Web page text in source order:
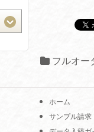
フルオー
ホーム
サンプル請求